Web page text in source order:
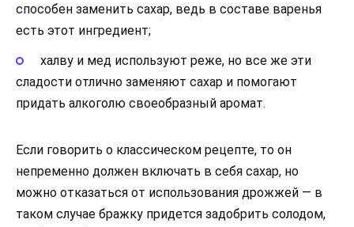
способен заменить сахар, ведь в составе варенья
есть этот ингредиент;
халву и мед используют реже, но все же эти
сладости отлично заменяют сахар и помогают
придать алкоголю своеобразный аромат.
Если говорить о классическом рецепте, то он
непременно должен включать в себя сахар, но
можно отказаться от использования дрожжей — в
таком случае бражку придется задобрить солодом,